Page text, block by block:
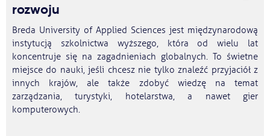
rozwoju
Breda University of Applied Sciences jest międzynarodową
instytucją szkolnictwa wyższego, która od wielu lat
koncentruje się na zagadnieniach globalnych. To świetne
miejsce do nauki, jeśli chcesz nie tylko znaleźć przyjaciół z
innych krajów, ale także zdobyć wiedzę na temat
zarządzania, turystyki, hotelarstwa, a nawet gier
komputerowych.